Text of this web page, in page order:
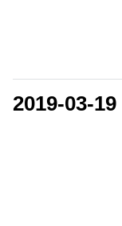
2019-03-19